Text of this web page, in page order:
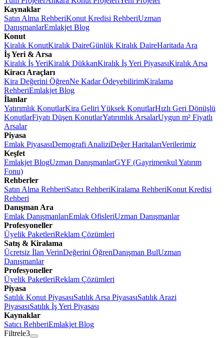
Kaynaklar
Satın Alma RehberiKonut Kredisi RehberiUzman
DanışmanlarEmlakjet Blog
Konut
Kiralık KonutKiralık DaireGünlük Kiralık DaireHaritada Ara
İş Yeri & Arsa
Kiralık İş YeriKiralık DükkanKiralık İş Yeri PiyasasıKiralık Arsa
Kiracı Araçları
Kira Değerini ÖğrenNe Kadar ÖdeyebilirimKiralama
RehberiEmlakjet Blog
İlanlar
Yatırımlık KonutlarKira Geliri Yüksek KonutlarHızlı Geri Dönüşlü
KonutlarFiyatı Düşen KonutlarYatırımlık ArsalarUygun m² Fiyatlı
Arsalar
Piyasa
Emlak PiyasasıDemografi AnaliziDeğer HaritalarıVerilerimiz
Keşfet
Emlakjet BlogUzman DanışmanlarGYF (Gayrimenkul Yatırım
Fonu)
Rehberler
Satın Alma RehberiSatıcı RehberiKiralama RehberiKonut Kredisi
Rehberi
Danışman Ara
Emlak DanışmanlarıEmlak OfisleriUzman Danışmanlar
Profesyoneller
Üyelik PaketleriReklam Çözümleri
Satış & Kiralama
Ücretsiz İlan VerinDeğerini ÖğrenDanışman BulUzman
Danışmanlar
Profesyoneller
Üyelik PaketleriReklam Çözümleri
Piyasa
Satılık Konut PiyasasıSatılık Arsa PiyasasıSatılık Arazi
PiyasasıSatılık İş Yeri Piyasası
Kaynaklar
Satıcı RehberiEmlakjet Blog
Filtrele3